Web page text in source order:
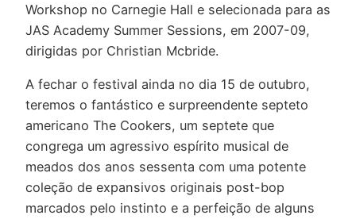
Workshop no Carnegie Hall e selecionada para as
JAS Academy Summer Sessions, em 2007-09,
dirigidas por Christian Mcbride.
A fechar o festival ainda no dia 15 de outubro,
teremos o fantástico e surpreendente septeto
americano The Cookers, um septete que
congrega um agressivo espírito musical de
meados dos anos sessenta com uma potente
coleção de expansivos originais post-bop
marcados pelo instinto e a perfeição de alguns